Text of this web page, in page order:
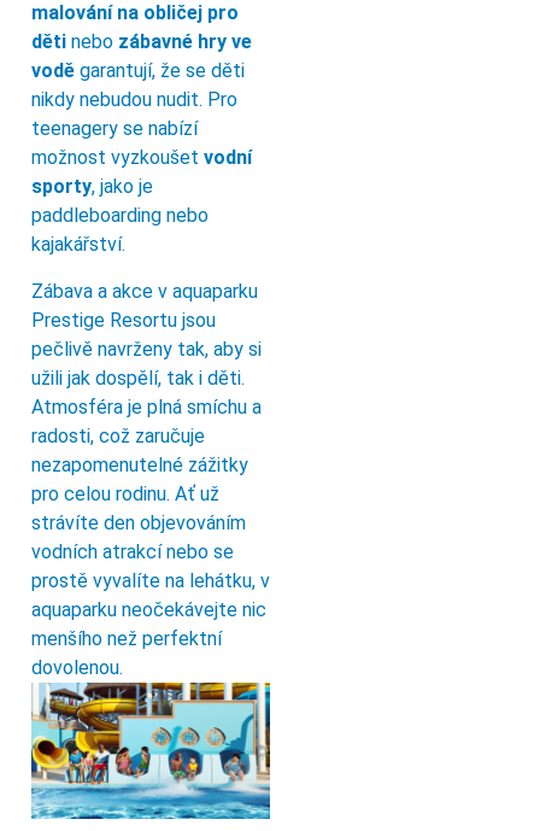
malování na obličej pro
děti nebo zábavné hry ve
vodě garantují, že se děti
nikdy nebudou nudit. Pro
teenagery se nabízí
možnost vyzkoušet vodní
sporty, jako je
paddleboarding nebo
kajakářství.
Zábava a akce v aquaparku
Prestige Resortu jsou
pečlivě navrženy tak, aby si
užili jak dospělí, tak i děti.
Atmosféra je plná smíchu a
radosti, což zaručuje
nezapomenutelné zážitky
pro celou rodinu. Ať už
strávíte den objevováním
vodních atrakcí nebo se
prostě vyvalíte na lehátku, v
aquaparku neočekávejte nic
menšího než perfektní
dovolenou.